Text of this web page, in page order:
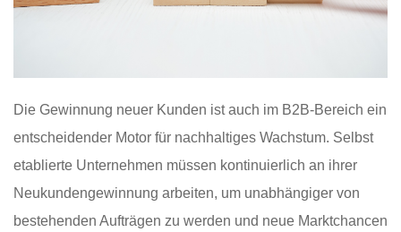
Die Gewinnung neuer Kunden ist auch im B2B-Bereich ein
entscheidender Motor für nachhaltiges Wachstum. Selbst
etablierte Unternehmen müssen kontinuierlich an ihrer
Neukundengewinnung arbeiten, um unabhängiger von
bestehenden Aufträgen zu werden und neue Marktchancen